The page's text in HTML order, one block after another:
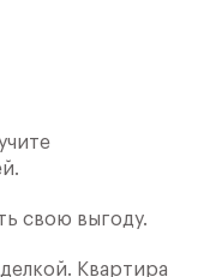
свою выгоду.
Квартира